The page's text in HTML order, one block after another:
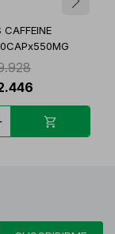
CAFFEINE